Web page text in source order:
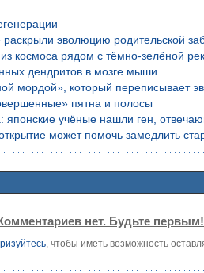
эволюцию родительской
космоса рядом с тёмно-зелёной
дендритов в мозге мыши
мордой», который переписывает
пятна и полосы
японские учёные нашли ген,
может помочь замедлить
нет. Будьте первым!
, чтобы иметь возможность